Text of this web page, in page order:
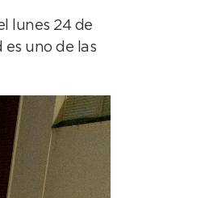
lunes 24 de
uno de las